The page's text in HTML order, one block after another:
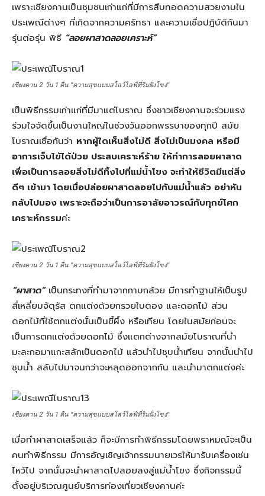
เพราะเชียงคานเป็นชุมชนเก่าแก่ที่มีการสืบทอดความสวยงามใน
ประเพณีต่างๆ ที่เกิดจากความศรัทธา และความเชื่อปฎิบัติกันมา
รุ่นต่อรุ่น พิธี “ลอยผาสาดลอยเคราะห์”
เชียงคาน 2 วัน 1 คืน "ความสุขแบบสโลว์ไลฟ์ที่ริมฝั่งโขง"
เป็นพิธีกรรมเก่าแก่ที่มีมาแต่โบราณ ซึ่งชาวเชียงคานจะร่วมแรง
ร่วมใจจัดขึ้นเป็นงานใหญ่ในช่วงวันออกพรรษาของทุกปี สมัย
โบราณเชื่อกันว่า หากผู้ใดเห็นสิ่งไม่ดี สิ่งไม่เป็นมงคล หรือมี
อาการเจ็บไข้ได้ป่วย ประสบเคราะห์ร้าย ให้ทำการลอยผาสาด
เพื่อเป็นการลอยสิ่งไม่ดีทิ้งไปที่แม่น้ำโขง จะทำให้ชีวิตมีแต่สิ่ง
ดีๆ เข้ามา โดยเมื่อปล่อยผาสาดลอยไปกับแม่น้ำแล้ว อย่าหัน
กลับไปมอง เพราะจะถือว่าเป็นการอาลัยอาวรณ์กับทุกข์โศก
เคราะห์กรรมค่ะ
เชียงคาน 2 วัน 1 คืน "ความสุขแบบสโลว์ไลฟ์ที่ริมฝั่งโขง"
“ผาสาด”เป็นกระทงที่ทำมาจากกาบกล้วย มีการทำฐานให้เป็นรูป
สี่เหลี่ยมจัตุรัส ตกแต่งด้วยกรวยใบตอง และดอกไม้ ส่วน
ดอกไม้ที่ใช้ตกแต่งนั้นเป็นขี้ผึ้ง หรือเทียน โดยในสมัยก่อนจะ
เป็นการตกแต่งด้วยดอกไม้ ซึ่งแตกต่างจากสมัยโบราณที่นำ
มะละกอมาแกะสลักเป็นดอกไม้ แล้วนำไปชุบน้ำเทียน จากนั้นนำไป
ชุบน้ำ สลับไปมาจนกว่าจะหลุดออกจากกัน และนำมาตกแต่งค่ะ
เชียงคาน 2 วัน 1 คืน "ความสุขแบบสโลว์ไลฟ์ที่ริมฝั่งโขง"
เมื่อทำผาสาดเสร็จแล้ว ก็จะมีการทำพิธีกรรมโดยพราหมณ์จะเป็น
คนทำพิธีกรรม มีการอัญเชิญเจ้ากรรมนายเวรให้มารับเครื่องเซ่น
ไหว้ไป จากนั้นจะนำผาสาดไปลอยลงสู่แม่น้ำโขง ซึ่งกิจกรรมนี้
ตั้งอยู่บริเวณศูนย์บริการท่องเที่ยวเชียงคานค่ะ